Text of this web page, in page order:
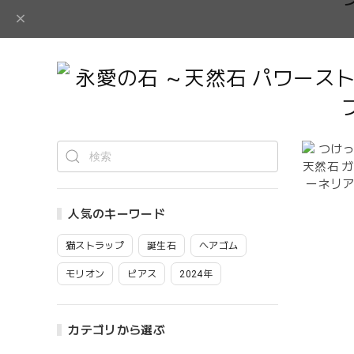
人気のキーワード
猫ストラップ 誕生石 ヘアゴム
モリオン ピアス 2024年
カテゴリから選ぶ